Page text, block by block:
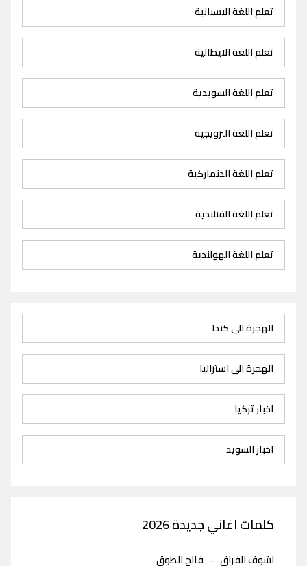
تعلم اللغة الاسبانية
تعلم اللغة الايطالية
تعلم اللغة السويدية
تعلم اللغة النرويجية
تعلم اللغة الدنماركية
تعلم اللغة الفنلندية
تعلم اللغة الهولندية
الهجرة الى كندا
الهجرة الى استراليا
اخبار تركيا
اخبار السويد
كلمات اغاني جديدة 2026
اشوف الفراق - فالح الطوق